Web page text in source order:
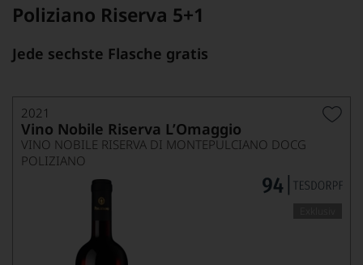
Poliziano Riserva 5+1
Jede sechste Flasche gratis
2021
Vino Nobile Riserva L’Omaggio
VINO NOBILE RISERVA DI MONTEPULCIANO DOCG
POLIZIANO